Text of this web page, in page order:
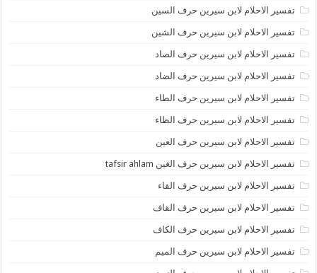
تفسير الاحلام لابن سيرين حرف السين
تفسير الاحلام لابن سيرين حرف الشين
تفسير الاحلام لابن سيرين حرف الصاد
تفسير الاحلام لابن سيرين حرف الضاد
تفسير الاحلام لابن سيرين حرف الطاء
تفسير الاحلام لابن سيرين حرف الظاء
تفسير الاحلام لابن سيرين حرف العين
تفسير الاحلام لابن سيرين حرف الغين tafsir ahlam
تفسير الاحلام لابن سيرين حرف الفاء
تفسير الاحلام لابن سيرين حرف القاف
تفسير الاحلام لابن سيرين حرف الكاف
تفسير الاحلام لابن سيرين حرف الميم